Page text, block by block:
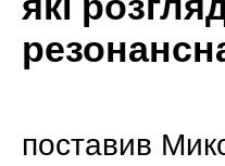
поставив